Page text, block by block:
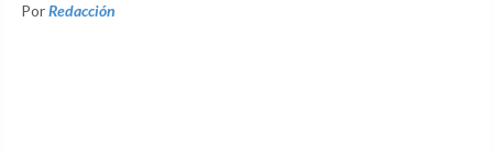
PorRedacción